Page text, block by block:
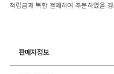
적립금과 복합 결제하여 주문하였을
판매자정보